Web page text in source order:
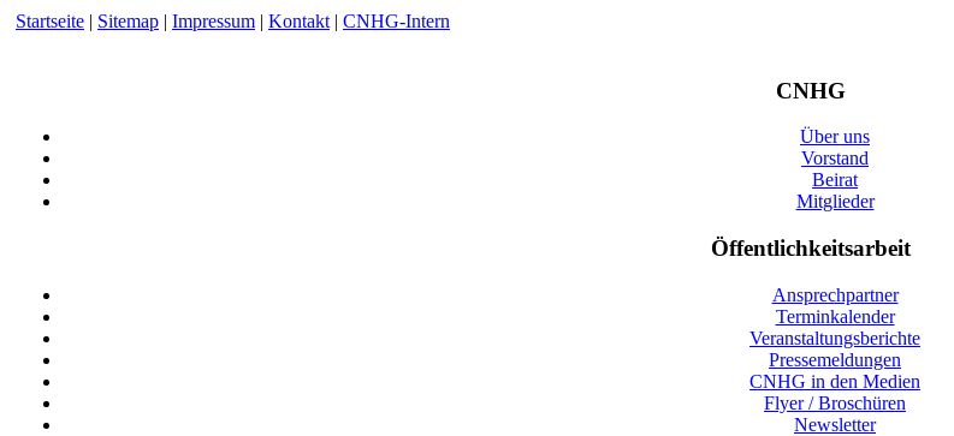
Startseite | Sitemap | Impressum | Kontakt | CNHG-Intern
CNHG
Über uns
Vorstand
Beirat
Mitglieder
Öffentlichkeitsarbeit
Ansprechpartner
Terminkalender
Veranstaltungsberichte
Pressemeldungen
CNHG in den Medien
Flyer / Broschüren
Newsletter